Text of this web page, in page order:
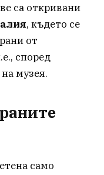
са откривани
, където се
от
според
музея.
само